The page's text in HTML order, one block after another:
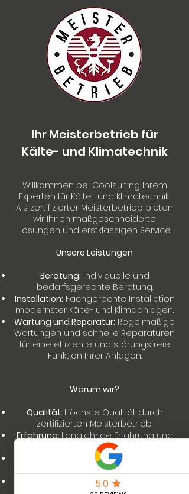
Ihr Meisterbetrieb für
Kälte- und Klimatechnik
Willkommen bei Coolsulting Ihrem
Experten für Kälte- und Klimatechnik!
Als zertifizierter Meisterbetrieb bieten
wir Ihnen maßgeschneiderte
Lösungen und erstklassigen Service.
Unsere Leistungen
Beratung: Individuelle und
bedarfsgerechte Beratung.
Installation: Fachgerechte Installation
modernster Kälte- und Klimaanlagen.
Wartung und Reparatur: Regelmäßige
Wartungen und schnelle Reparaturen
für eine effiziente und störungsfreie
Funktion Ihrer Anlagen.
Warum wir?
Qualität: Höchste Qualität durch
zertifizierten Meisterbetrieb.
Erfahrung:Langjährige Erfahrung und
Fachkompetenz.
Kundenzufriedenheit:Ihr Vertrauen
und Ihre Zufriedenheit sind unser Ziel.
Umweltfreundlich:Einsatz